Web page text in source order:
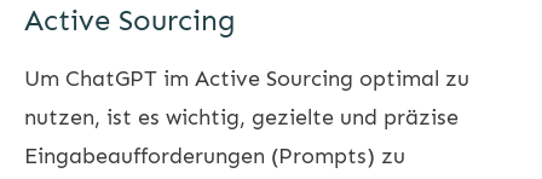
Active Sourcing
Um ChatGPT im Active Sourcing optimal zu
nutzen, ist es wichtig, gezielte und präzise
Eingabeaufforderungen (Prompts) zu